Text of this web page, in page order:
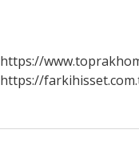
https://
https://